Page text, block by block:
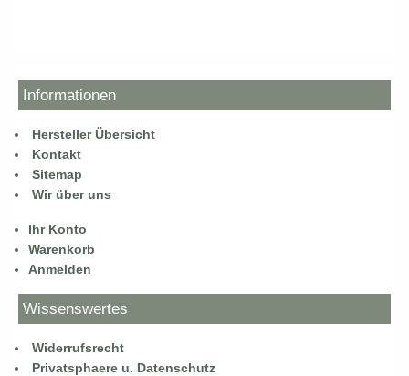
Informationen
Hersteller Übersicht
Kontakt
Sitemap
Wir über uns
Ihr Konto
Warenkorb
Anmelden
Wissenswertes
Widerrufsrecht
Privatsphaere u. Datenschutz